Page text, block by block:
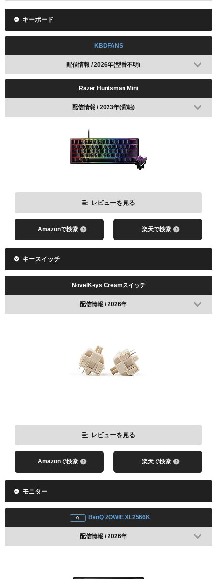
Amazonで検索 楽天で検索
キーボード
KBDFANS
配信情報 / 2026年(型番不明)
Razer Huntsman Mini
配信情報 / 2023年(紫軸)
レビューを見る
Amazonで検索 楽天で検索
キースイッチ
NovelKeys Creamスイッチ
配信情報 / 2026年
レビューを見る
Amazonで検索 楽天で検索
モニター
BenQ ZOWIE XL2566K
配信情報 / 2026年